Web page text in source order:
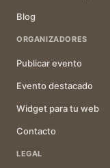
Blog
ORGANIZADORES
Publicar evento
Evento destacado
Widget para tu web
Contacto
LEGAL